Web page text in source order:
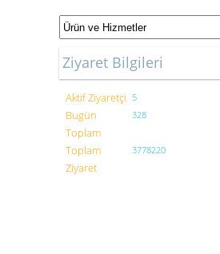
Ziyaret Bilgileri
Aktif Ziyaretçi 5
Bugün
Toplam
328
Toplam
Ziyaret
3778220